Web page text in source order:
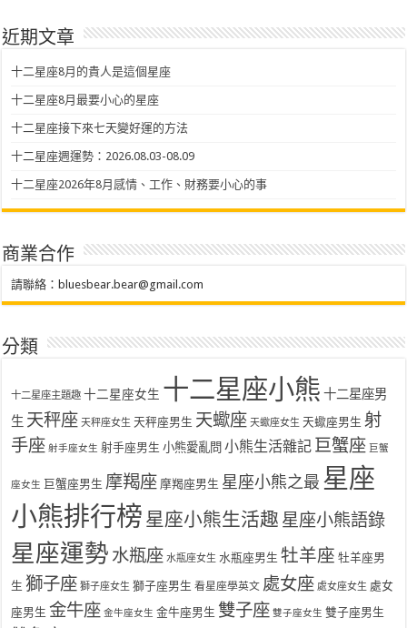
近期文章
十二星座8月的貴人是這個星座
十二星座8月最要小心的星座
十二星座接下來七天變好運的方法
十二星座週運勢：2026.08.03-08.09
十二星座2026年8月感情、工作、財務要小心的事
商業合作
請聯絡： bluesbear.bear@gmail.com
分類
十二星座主題趣 十二星座女生 十二星座小熊 十二星座男
生 天秤座 天秤座女生 天秤座男生 天蠍座 天蠍座女生 天蠍座男生 射
手座 射手座女生 射手座男生 小熊愛亂問 小熊生活雜記 巨蟹座 巨蟹
座女生 巨蟹座男生 摩羯座 摩羯座男生 星座小熊之最 星座
小熊排行榜 星座小熊生活趣 星座小熊語錄
星座運勢 水瓶座 水瓶座女生 水瓶座男生 牡羊座 牡羊座男
生 獅子座 獅子座女生 獅子座男生 看星座學英文 處女座 處女座女生 處女
座男生 金牛座 金牛座女生 金牛座男生 雙子座 雙子座女生 雙子座男生